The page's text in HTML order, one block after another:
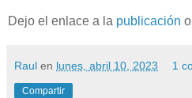
Dejo el enlace a la publicación
Raul en lunes, abril 10, 2023 1
Compartir